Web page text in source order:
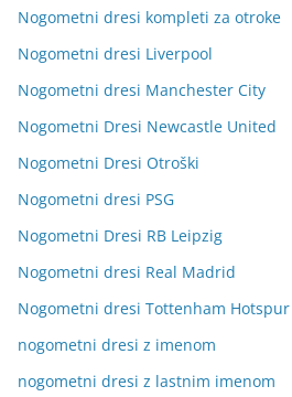
Nogometni dresi kompleti za otroke
Nogometni dresi Liverpool
Nogometni dresi Manchester City
Nogometni Dresi Newcastle United
Nogometni Dresi Otroški
Nogometni dresi PSG
Nogometni Dresi RB Leipzig
Nogometni dresi Real Madrid
Nogometni dresi Tottenham Hotspur
nogometni dresi z imenom
nogometni dresi z lastnim imenom